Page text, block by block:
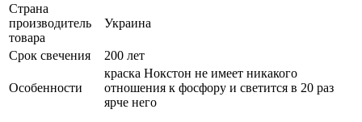
Страна
производитель
товара
Украина
Срок свечения 200 лет
Особенности
краска Нокстон не имеет никакого
отношения к фосфору и светится в 20 раз
ярче него